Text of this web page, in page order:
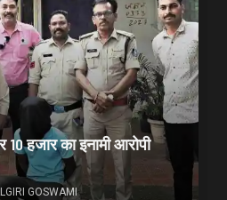
हजार का इनामी आरोपी
GOSWAMI